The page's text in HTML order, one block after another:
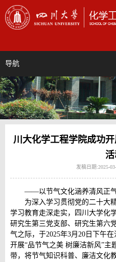
导航
川大化学工程学院成功
发稿日期:2025-
——以节气文化涵养清风正
为深入学习贯彻党的二十大
学习教育走深走实，四川大学化
研究生第三党支部、研究生第六
气之际，于2025年3月20日下午
开展“品节气之美 树廉洁新风”主
带，将节气知识科普、廉洁文化